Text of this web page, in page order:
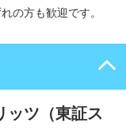
の方も歓迎です。
ッツ（東証ス